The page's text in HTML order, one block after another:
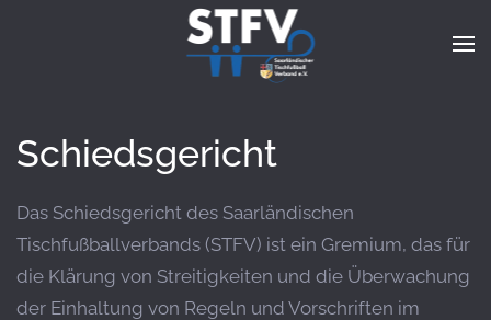
Zum Hauptinhalt springen
Schiedsgericht
Das Schiedsgericht des Saarländischen
Tischfußballverbands (STFV) ist ein Gremium, das für
die Klärung von Streitigkeiten und die Überwachung
der Einhaltung von Regeln und Vorschriften im